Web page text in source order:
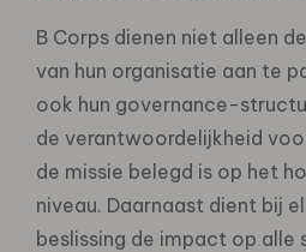
B Corps dienen niet alleen
van hun organisatie aan te
ook hun governance-
de verantwoordelijkheid
de missie belegd is op het
niveau. Daarnaast dient bij
beslissing de impact op alle